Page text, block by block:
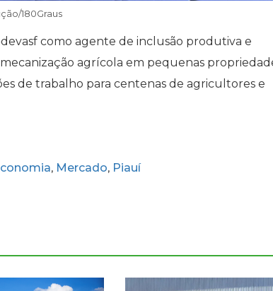
180Graus
como agente de inclusão produtiva e
agrícola em pequenas
de trabalho para centenas de agricultores e
, Mercado, Piauí